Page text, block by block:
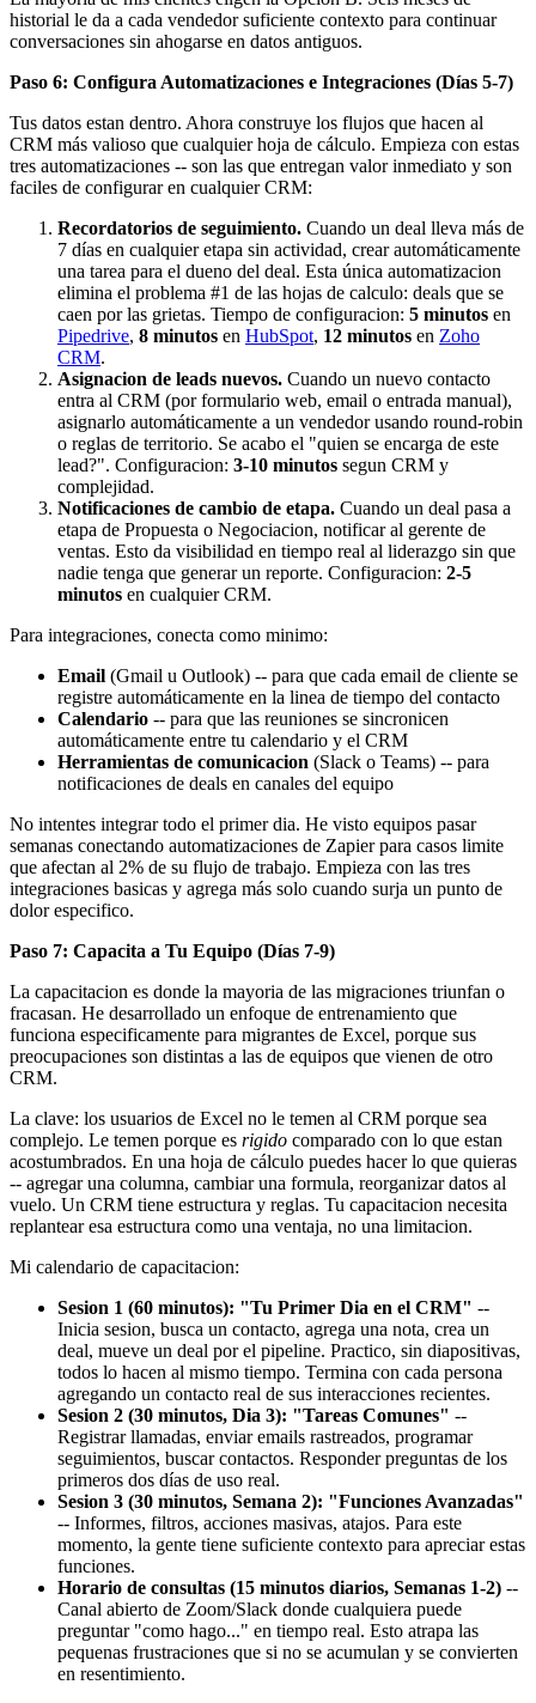
historial le da a cada vendedor suficiente contexto para continuar
conversaciones sin ahogarse en datos antiguos.
Paso 6: Configura Automatizaciones e Integraciones (Días 5-7)
Tus datos estan dentro. Ahora construye los flujos que hacen al
CRM más valioso que cualquier hoja de cálculo. Empieza con estas
tres automatizaciones -- son las que entregan valor inmediato y son
faciles de configurar en cualquier CRM:
Recordatorios de seguimiento. Cuando un deal lleva más de
7 días en cualquier etapa sin actividad, crear automáticamente
una tarea para el dueno del deal. Esta única automatizacion
elimina el problema #1 de las hojas de calculo: deals que se
caen por las grietas. Tiempo de configuracion: 5 minutos en
Pipedrive, 8 minutos en HubSpot, 12 minutos en Zoho
CRM.
Asignacion de leads nuevos. Cuando un nuevo contacto
entra al CRM (por formulario web, email o entrada manual),
asignarlo automáticamente a un vendedor usando round-robin
o reglas de territorio. Se acabo el "quien se encarga de este
lead?". Configuracion: 3-10 minutos segun CRM y
complejidad.
Notificaciones de cambio de etapa. Cuando un deal pasa a
etapa de Propuesta o Negociacion, notificar al gerente de
ventas. Esto da visibilidad en tiempo real al liderazgo sin que
nadie tenga que generar un reporte. Configuracion: 2-5
minutos en cualquier CRM.
Para integraciones, conecta como minimo:
Email (Gmail u Outlook) -- para que cada email de cliente se
registre automáticamente en la linea de tiempo del contacto
Calendario -- para que las reuniones se sincronicen
automáticamente entre tu calendario y el CRM
Herramientas de comunicacion (Slack o Teams) -- para
notificaciones de deals en canales del equipo
No intentes integrar todo el primer dia. He visto equipos pasar
semanas conectando automatizaciones de Zapier para casos limite
que afectan al 2% de su flujo de trabajo. Empieza con las tres
integraciones basicas y agrega más solo cuando surja un punto de
dolor especifico.
Paso 7: Capacita a Tu Equipo (Días 7-9)
La capacitacion es donde la mayoria de las migraciones triunfan o
fracasan. He desarrollado un enfoque de entrenamiento que
funciona especificamente para migrantes de Excel, porque sus
preocupaciones son distintas a las de equipos que vienen de otro
CRM.
La clave: los usuarios de Excel no le temen al CRM porque sea
complejo. Le temen porque es rigido comparado con lo que estan
acostumbrados. En una hoja de cálculo puedes hacer lo que quieras
-- agregar una columna, cambiar una formula, reorganizar datos al
vuelo. Un CRM tiene estructura y reglas. Tu capacitacion necesita
replantear esa estructura como una ventaja, no una limitacion.
Mi calendario de capacitacion:
Sesion 1 (60 minutos): "Tu Primer Dia en el CRM" --
Inicia sesion, busca un contacto, agrega una nota, crea un
deal, mueve un deal por el pipeline. Practico, sin diapositivas,
todos lo hacen al mismo tiempo. Termina con cada persona
agregando un contacto real de sus interacciones recientes.
Sesion 2 (30 minutos, Dia 3): "Tareas Comunes" --
Registrar llamadas, enviar emails rastreados, programar
seguimientos, buscar contactos. Responder preguntas de los
primeros dos días de uso real.
Sesion 3 (30 minutos, Semana 2): "Funciones Avanzadas"
-- Informes, filtros, acciones masivas, atajos. Para este
momento, la gente tiene suficiente contexto para apreciar estas
funciones.
Horario de consultas (15 minutos diarios, Semanas 1-2) --
Canal abierto de Zoom/Slack donde cualquiera puede
preguntar "como hago..." en tiempo real. Esto atrapa las
pequenas frustraciones que si no se acumulan y se convierten
en resentimiento.